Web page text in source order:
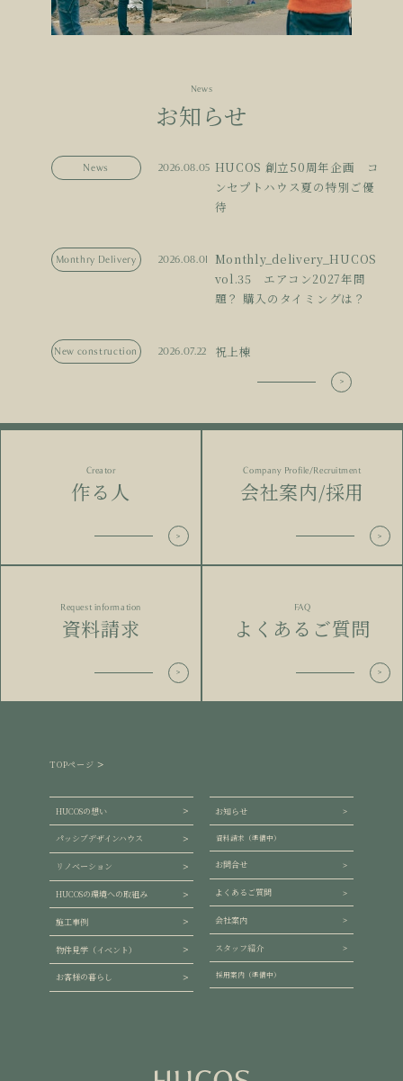
News
お知らせ
News 2026.08.05 HUCOS 創立50周年企画 コ
ンセプトハウス夏の特別ご優
待
Monthry Delivery 2026.08.01
Monthly_delivery_HUCOS
vol.35 エアコン2027年問
題？ 購入のタイミングは？
New construction 2026.07.22 祝上棟
Creator
作る人
Company Profile/Recruitment
会社案内/採用
Request information
資料請求
FAQ
よくあるご質問
TOPページ
HUCOSの想い
パッシブデザインハウス
リノベーション
HUCOSの環境への取組み
施工事例
物件見学（イベント）
お客様の暮らし
お知らせ
資料請求（準備中）
お問合せ
よくあるご質問
会社案内
スタッフ紹介
採用案内（準備中）